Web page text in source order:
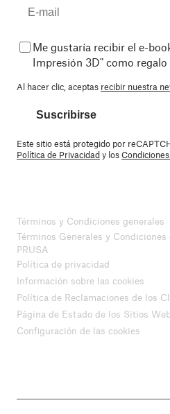
Me gustaría recibir el e-
Impresión 3D" como regalo
Al hacer clic, aceptas recibir nuestra
Suscribirse
Este sitio está protegido por
Política de Privacidady los
Términos y Condiciones generales
Términos Generales y
PRUSA
Política de privacidad
Información sobre las cookies
Política de Reclamaciones de los
Página de Estado de los Sitios Web
Configuración de las cookies